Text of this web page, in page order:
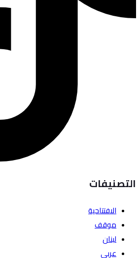
التصنيفات
الافتتاحية
موقف
لبنان
عربي